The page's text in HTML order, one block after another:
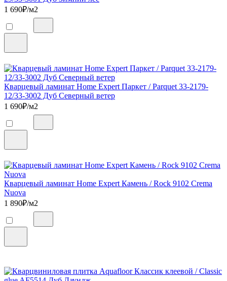
1 690₽/м2
Кварцевый ламинат Home Expert Паркет / Parquet 33-2179-
12/33-3002 Дуб Северный ветер
1 690₽/м2
Кварцевый ламинат Home Expert Камень / Rock 9102 Crema
Nuova
1 890₽/м2